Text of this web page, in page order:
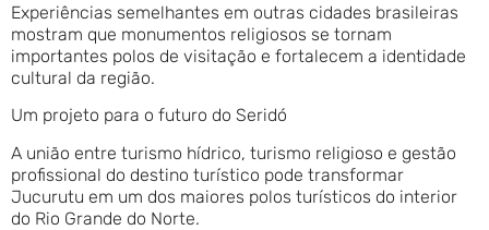
Experiências semelhantes em outras cidades brasileiras
mostram que monumentos religiosos se tornam
importantes polos de visitação e fortalecem a identidade
cultural da região.
Um projeto para o futuro do Seridó
A união entre turismo hídrico, turismo religioso e gestão
profissional do destino turístico pode transformar
Jucurutu em um dos maiores polos turísticos do interior
do Rio Grande do Norte.